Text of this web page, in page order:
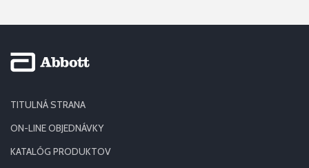
TITULNÁ STRANA
ON-LINE OBJEDNÁVKY
KATALÓG PRODUKTOV